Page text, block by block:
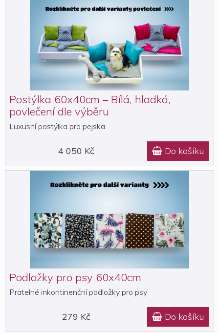
Postýlka 60x40cm – Bílá, hladká,
povlečení dle výběru
Luxusní postýlka pro pejska
4 050 Kč  Do košíku
Podložky pro psy 60x40cm
Pratelné inkontinenční podložky pro psy
279 Kč  Do košíku